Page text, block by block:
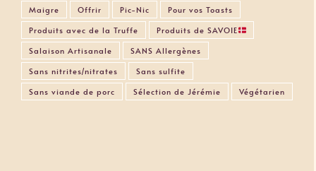
Maigre
Offrir Pic-Nic
Pour vos Toasts
Produits avec de la Truffe
Produits de SAVOIE
Salaison Artisanale
SANS Allergènes
Sans nitrites/nitrates
Sans sulfite
Sans viande de porc
Sélection de Jérémie Végétarien